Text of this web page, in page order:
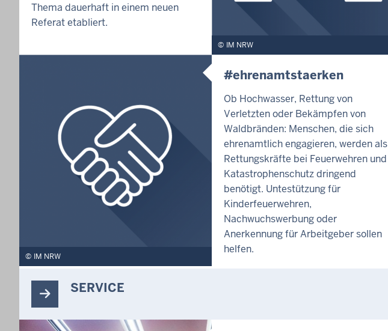
IM NRW
Thema dauerhaft in einem neuen
Referat etabliert.
IM NRW
#ehrenamtstaerken
Ob Hochwasser, Rettung von
Verletzten oder Bekämpfen von
Waldbränden: Menschen, die sich
ehrenamtlich engagieren, werden als
Rettungskräfte bei Feuerwehren und
Katastrophenschutz dringend
benötigt. Untestützung für
Kinderfeuerwehren,
Nachwuchswerbung oder
Anerkennung für Arbeitgeber sollen
helfen.
SERVICE